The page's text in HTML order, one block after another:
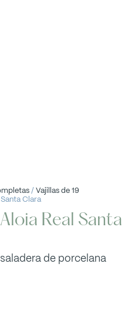
/Vajillas de 19
Clara
Real Santa
de porcelana